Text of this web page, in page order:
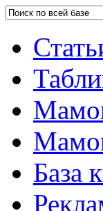
База